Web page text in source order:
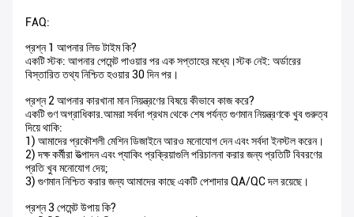
FAQ:
প্রশ্ন 1 আপনার লিড টাইম কি?
একটি স্টক: আপনার পেমেন্ট পাওয়ার পর এক সপ্তাহের মধ্যে।স্টক নেই: অর্ডারের
বিস্তারিত তথ্য নিশ্চিত হওয়ার 30 দিন পর।
প্রশ্ন 2 আপনার কারখানা মান নিয়ন্ত্রণের বিষয়ে কীভাবে কাজ করে?
একটি গুণ অগ্রাধিকার.আমরা সর্বদা প্রথম থেকে শেষ পর্যন্ত গুণমান নিয়ন্ত্রণকে খুব গুরুত্ব
দিয়ে থাকি:
1) আমাদের প্রকৌশলী মেশিন ডিজাইনে আরও মনোযোগ দেন এবং সর্বদা ইনস্টল করেন।
2) দক্ষ কর্মীরা উত্পাদন এবং প্যাকিং প্রক্রিয়াগুলি পরিচালনা করার জন্য প্রতিটি বিবরণের
প্রতি খুব মনোযোগ দেয়;
3) গুণমান নিশ্চিত করার জন্য আমাদের কাছে একটি পেশাদার QA/QC দল রয়েছে।
প্রশ্ন 3 পেমেন্ট উপায় কি?